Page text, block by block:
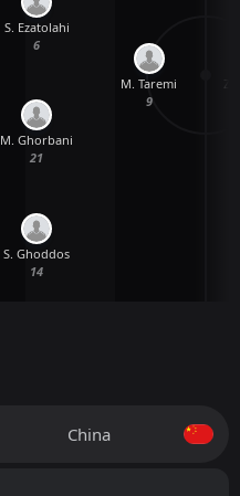
S. Ghoddos
14
M. Ghorbani
21
S. Ezatolahi
6
M. Taremi
9
China